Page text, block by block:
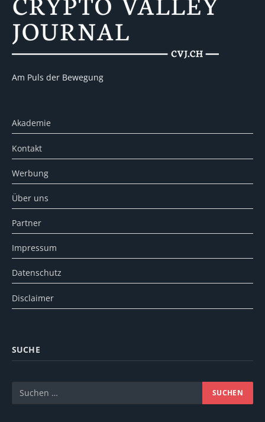
Am Puls der Bewegung
Akademie
Kontakt
Werbung
Über uns
Partner
Impressum
Datenschutz
Disclaimer
SUCHE